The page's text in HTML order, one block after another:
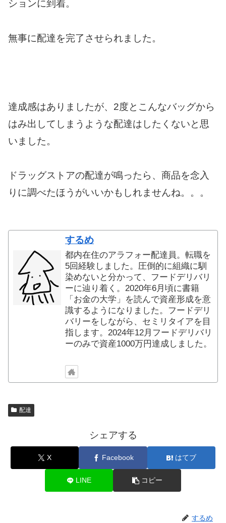
ションに到着。
無事に配達を完了させられました。
達成感はありましたが、2度とこんなバッグから
はみ出してしまうような配達はしたくないと思
いました。
ドラッグストアの配達が鳴ったら、商品を念入
りに調べたほうがいいかもしれませんね。。。
するめ
都内在住のアラフォー配達員。転職を
5回経験しました。圧倒的に組織に馴
染めないと分かって、フードデリバリ
ーに辿り着く。2020年6月頃に書籍
「お金の大学」を読んで資産形成を意
識するようになりました。フードデリ
バリーをしながら、セミリタイアを目
指します。2024年12月フードデリバリ
ーのみで資産1000万円達成しました。
配達
シェアする
X Facebook はてブ
LINE コピー
するめ